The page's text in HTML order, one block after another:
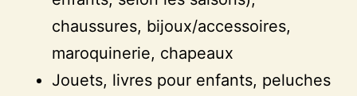
chaussures, bijoux/accessoires,
maroquinerie, chapeaux
Jouets, livres pour enfants, peluches